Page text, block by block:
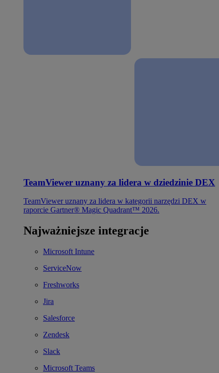
TeamViewer uznany za lidera w dziedzinie DEX
TeamViewer uznany za lidera w kategorii narzędzi DEX w
raporcie Gartner® Magic Quadrant™ 2026.
Najważniejsze integracje
Microsoft Intune
ServiceNow
Freshworks
Jira
Salesforce
Zendesk
Slack
Microsoft Teams